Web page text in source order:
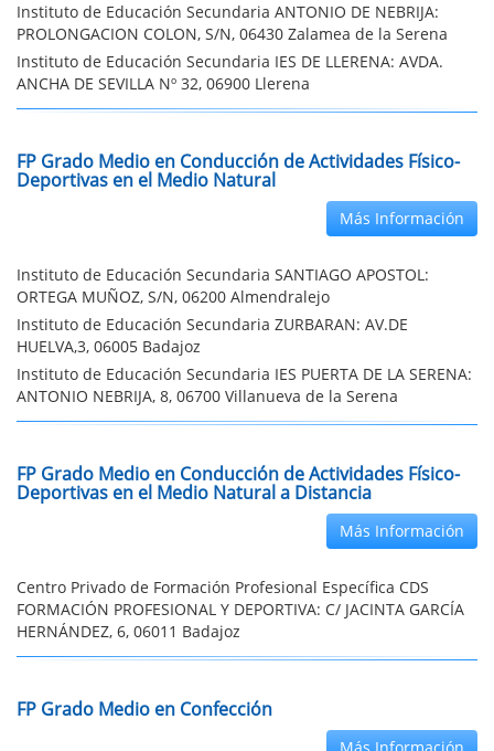
Instituto de Educación Secundaria ANTONIO DE NEBRIJA:
PROLONGACION COLON, S/N, 06430 Zalamea de la Serena
Instituto de Educación Secundaria IES DE LLERENA: AVDA.
ANCHA DE SEVILLA Nº 32, 06900 Llerena
FP Grado Medio en Conducción de Actividades Físico-
Deportivas en el Medio Natural
Más Información
Instituto de Educación Secundaria SANTIAGO APOSTOL:
ORTEGA MUÑOZ, S/N, 06200 Almendralejo
Instituto de Educación Secundaria ZURBARAN: AV.DE
HUELVA,3, 06005 Badajoz
Instituto de Educación Secundaria IES PUERTA DE LA SERENA:
ANTONIO NEBRIJA, 8, 06700 Villanueva de la Serena
FP Grado Medio en Conducción de Actividades Físico-
Deportivas en el Medio Natural a Distancia
Más Información
Centro Privado de Formación Profesional Específica CDS
FORMACIÓN PROFESIONAL Y DEPORTIVA: C/ JACINTA GARCÍA
HERNÁNDEZ, 6, 06011 Badajoz
FP Grado Medio en Confección